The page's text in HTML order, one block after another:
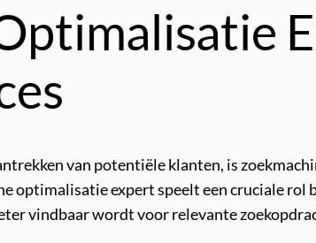
van potentiële klanten, is
optimalisatie expert speelt een cruciale
vindbaar wordt voor relevante